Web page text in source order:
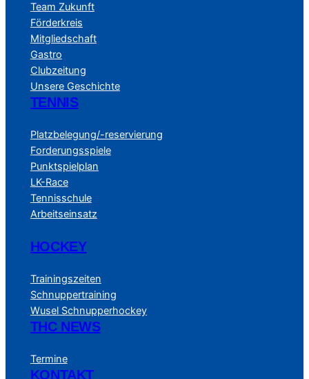
Team Zukunft
Förderkreis
Mitgliedschaft
Gastro
Clubzeitung
Unsere Geschichte
TENNIS
Platzbelegung/-reservierung
Forderungsspiele
Punktspielplan
LK-Race
Tennisschule
Arbeitseinsatz
HOCKEY
Trainingszeiten
Schnuppertraining
Wusel Schnupperhockey
THC NEWS
Termine
KONTAKT